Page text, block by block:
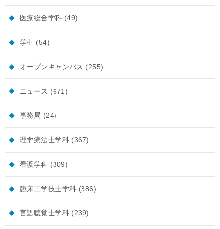
医療総合学科 (49)
学生 (54)
オープンキャンパス (255)
ニュース (671)
事務局 (24)
理学療法士学科 (367)
看護学科 (309)
臨床工学技士学科 (386)
言語聴覚士学科 (239)